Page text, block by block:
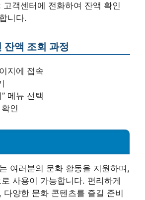
고객센터에 전화하여 잔액 확인
니다.
잔액 조회 과정
지에 접속
메뉴 선택
인
여러분의 문화 활동을 지원하며,
사용이 가능합니다. 편리하게
다양한 문화 콘텐츠를 즐길 준비